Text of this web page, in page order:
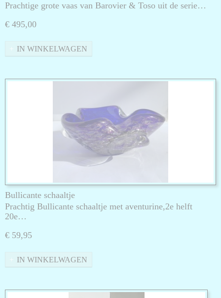
Prachtige grote vaas van Barovier & Toso uit de serie…
€ 495,00
IN WINKELWAGEN
Bullicante schaaltje
Prachtig Bullicante schaaltje met aventurine,2e helft
20e…
€ 59,95
IN WINKELWAGEN